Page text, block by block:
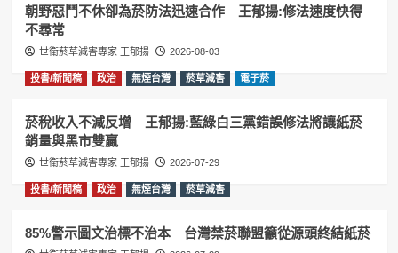
朝野惡鬥不休卻為菸防法迅速合作 王郁揚:修法速度快得
不尋常
世衛菸草減害專家 王郁揚 2026-08-03
投書/新聞稿 政治 無煙台灣 菸草減害 電子菸
菸稅收入不減反增 王郁揚:藍綠白三黨錯誤修法將讓紙菸
銷量與黑市雙贏
世衛菸草減害專家 王郁揚 2026-07-29
投書/新聞稿 政治 無煙台灣 菸草減害
85%警示圖文治標不治本 台灣禁菸聯盟籲從源頭終結紙菸